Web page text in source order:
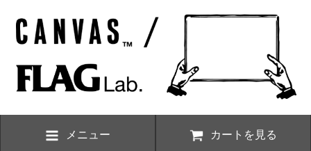
メニュー カートを見る